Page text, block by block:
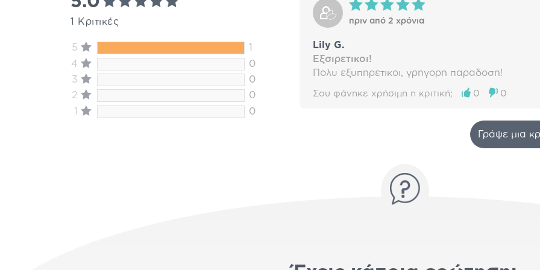
1 Κριτικές
5
1
4
0
3
0
2
0
1
0
πριν από 2 χρόνια
Lily G.
Εξσιρετικοι!
Πολυ εξυπηρετικοι, γρηγορη παραδοση!
Σου φάνηκε χρήσιμη η κριτική; 0 0
Γράψε μια